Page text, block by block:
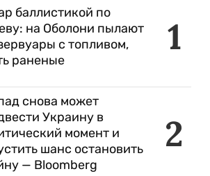
1
баллистикой по
на Оболони пылают
с топливом,
раненые
2
снова может
Украину в
момент и
шанс остановить
— Bloomberg